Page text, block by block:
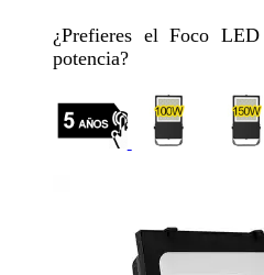
¿Prefieres el Foco
potencia?